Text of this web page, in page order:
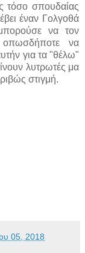
τόσο σπουδαίας
έναν Γολγοθά
να τον
να
για τα "θέλω"
λυτρωτές μα
στιγμή.
05, 2018